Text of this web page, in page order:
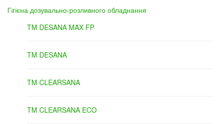
Гігієна дозувально-розливного обладнання
TM DESANA MAX FP
TM DESANA
TM CLEARSANA
TM CLEARSANA ECO